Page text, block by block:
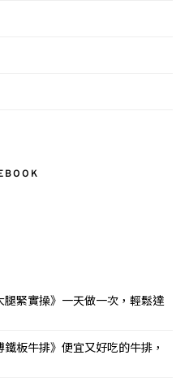
緊實操》一天做一次，輕鬆達
板牛排》便宜又好吃的牛排，